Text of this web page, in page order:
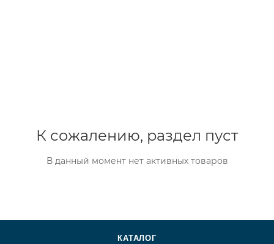
К сожалению, раздел пуст
В данный момент нет активных товаров
КАТАЛОГ